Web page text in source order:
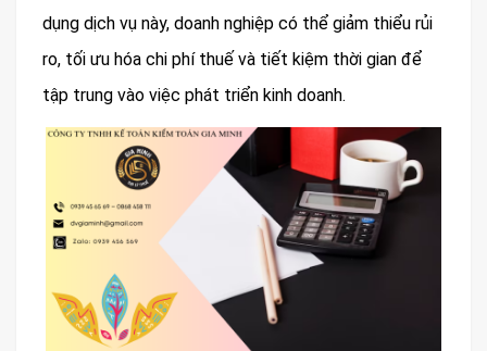
dụng dịch vụ này, doanh nghiệp có thể giảm thiểu rủi
ro, tối ưu hóa chi phí thuế và tiết kiệm thời gian để
tập trung vào việc phát triển kinh doanh.